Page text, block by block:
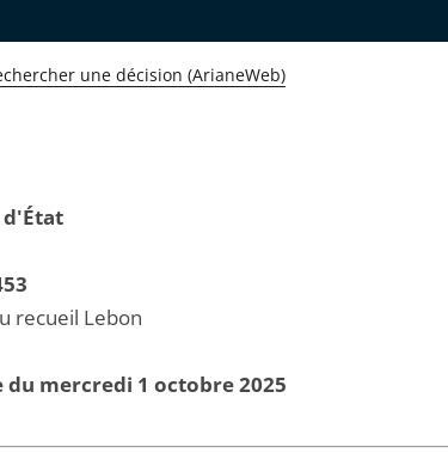
une décision (ArianeWeb)
d'État
recueil Lebon
du mercredi 1 octobre 2025